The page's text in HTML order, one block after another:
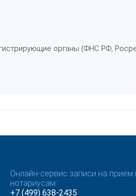
органы (ФНС РФ,
Онлайн-сервис записи на прием
нотариусам:
+7 (499) 638-2435